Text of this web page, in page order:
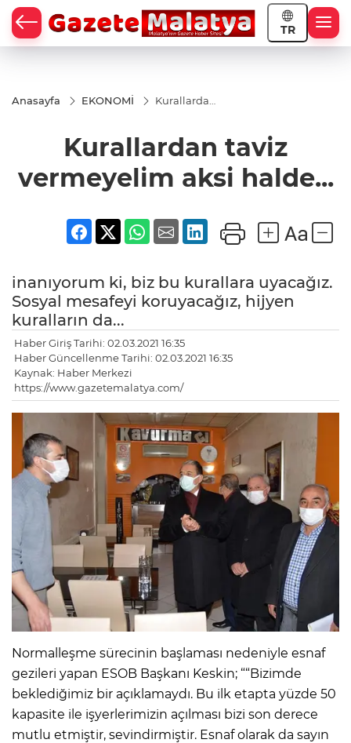
TR
Anasayfa EKONOMİ
Kurallardan
aksi halde...
Kurallardan taviz
vermeyelim aksi halde...
inanıyorum ki, biz bu kurallara uyacağız.
Sosyal mesafeyi koruyacağız, hijyen
kuralların da...
Haber Giriş Tarihi: 02.03.2021 16:35
Haber Güncellenme Tarihi: 02.03.2021 16:35
Kaynak: Haber Merkezi
https://www.gazetemalatya.com/
Normalleşme sürecinin başlaması nedeniyle esnaf
gezileri yapan ESOB Başkanı Keskin; ““Bizimde
beklediğimiz bir açıklamaydı. Bu ilk etapta yüzde 50
kapasite ile işyerlerimizin açılması bizi son derece
mutlu etmiştir, sevindirmiştir. Esnaf olarak da sayın